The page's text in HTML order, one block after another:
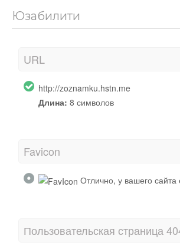
Юзабилити
URL
http://zoznamku.hstn.me
Длина: 8 символов
Favicon
Отлично, у вашего сайта
Пользовательская страница